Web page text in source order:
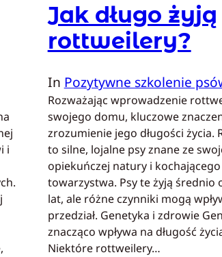
i
Jak długo żyją
rottweilery?
In Pozytywne szkolenie
Rozważając wprowadzenie
swojego domu, kluczowe
zrozumienie jego długości życia.
to silne, lojalne psy znane ze
opiekuńczej natury i kochającego
towarzystwa. Psy te żyją średnio
lat, ale różne czynniki mogą
przedział. Genetyka i zdrowie
znacząco wpływa na długość
Niektóre rottweilery…